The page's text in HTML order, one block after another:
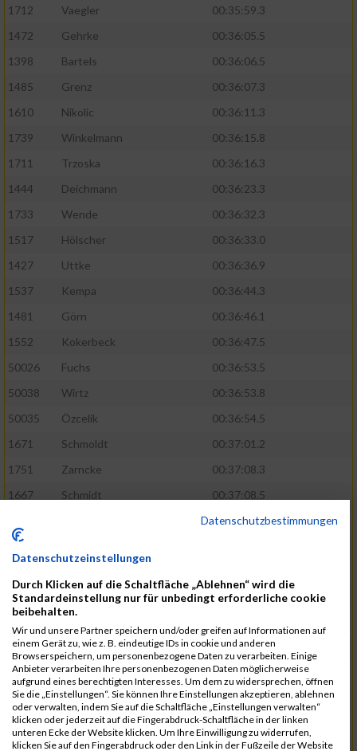
1712
Vaegler
00:35:59.3
1472
Gehrke
00:36:05.5
1398
Bartels
00:36:06.5
1485
Grenz
00:36:07.3
1610
Nikolic
00:36:11.3
1739
Winkelmann
00:36:15.8
1711
Trzoska
00:36:16.3
1444
Deichmann
00:36:23.3
1733
Wende
00:36:32.3
1517
Hölscher
00:36:33.0
1427
Uttke
00:36:36.9
1537
Kempa
00:36:44.3
1481
Görn
00:36:46.1
1552
Kokerbeck
00:36:47.5
50026
Fuchs
00:36:53.5
50038
Wirtz
00:36:53.8
50035
Özcelik
00:36:54.5
1671
Schmoldt
00:37:01.2
1751
Zarncke
00:37:08.3
1667
Schmidt
00:37:08.5
00:37:08.8
1754
1526
Jelinek
00:37:24.8
1586
Mau
00:37:35.5
1670
Schmoldt
00:37:36.5
1753
Zimbal
00:37:41.5
1513
Heynen
00:37:42.0
Datenschutzbestimmungen
Datenschutzeinstellungen
Durch Klicken auf die Schaltfläche „Ablehnen“ wird die
Standardeinstellung nur für unbedingt erforderliche cookie
beibehalten.
Wir und unsere Partner speichern und/oder greifen auf Informationen auf
einem Gerät zu, wie z. B. eindeutige IDs in cookie und anderen
Browserspeichern, um personenbezogene Daten zu verarbeiten. Einige
Anbieter verarbeiten Ihre personenbezogenen Daten möglicherweise
aufgrund eines berechtigten Interesses. Um dem zu widersprechen, öffnen
Sie die „Einstellungen“. Sie können Ihre Einstellungen akzeptieren, ablehnen
oder verwalten, indem Sie auf die Schaltfläche „Einstellungen verwalten“
klicken oder jederzeit auf die Fingerabdruck-Schaltfläche in der linken
unteren Ecke der Website klicken. Um Ihre Einwilligung zu widerrufen,
klicken Sie auf den Fingerabdruck oder den Link in der Fußzeile der Website